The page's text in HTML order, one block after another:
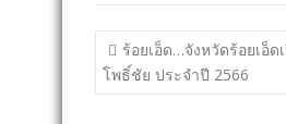
แนะแนว
เรื่อง
ร้อยเอ็ด…จังหวัดร้อยเอ็
โพธิ์ชัย ประจำปี 2566